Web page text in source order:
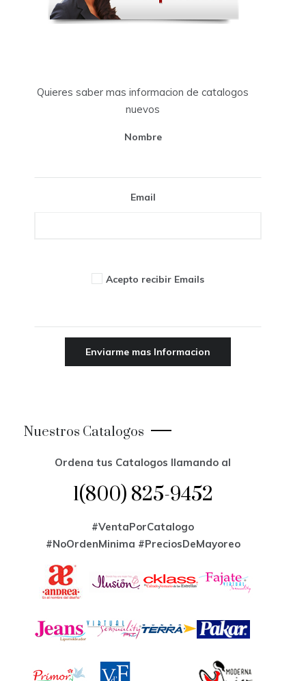
Quieres saber mas informacion de catalogos
nuevos
Nombre
Email
Acepto recibir Emails
Nuestros Catalogos
Ordena tus Catalogos llamando al
1(800) 825-9452
#VentaPorCatalogo
#NoOrdenMinima #PreciosDeMayoreo